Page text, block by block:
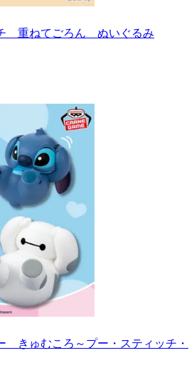
重ねてごろん ぬいぐるみ
きゅむころ～プー・スティッチ・